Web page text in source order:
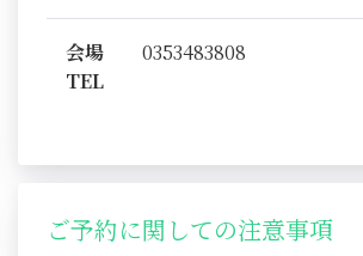
会場
TEL
0353483808
ご予約に関しての注意事項